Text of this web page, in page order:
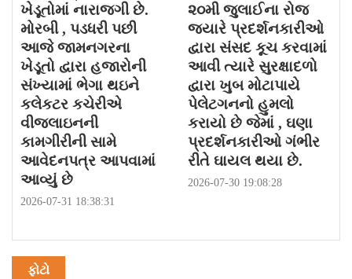
ખેડૂતોમાં નારાજગી છે.
મોરબી , પડધરી પછી
આજે જામનગરના
ખેડૂતો દ્વારા હજારોની
સંખ્યામાં ભેગા થઇને
કલેકટર કચેરીએ
વીજલાઇનની
કામગીરીની સામે
આવેદનપત્ર આપવામાં
આવ્યું છે
2026-07-31 18:38:31
૨૦મી જુલાઈના રોજ
જયારે પ્રદર્શનકારીઓ
દ્વારા સંસદ કૂચ કરવામાં
આવી ત્યારે સુરક્ષાદળો
દ્વારા ખુબ મોટાપાયે
પેલેટગનનો હુમલો
કરાયો છે જેમાં , ઘણા
પ્રદર્શનકારીઓ ગંભીર
રીતે ઘાયલ થયા છે.
2026-07-30 19:08:28
ફોટો